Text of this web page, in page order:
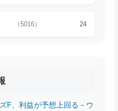
（5016） 24
F、利益が予想上回る－ウ